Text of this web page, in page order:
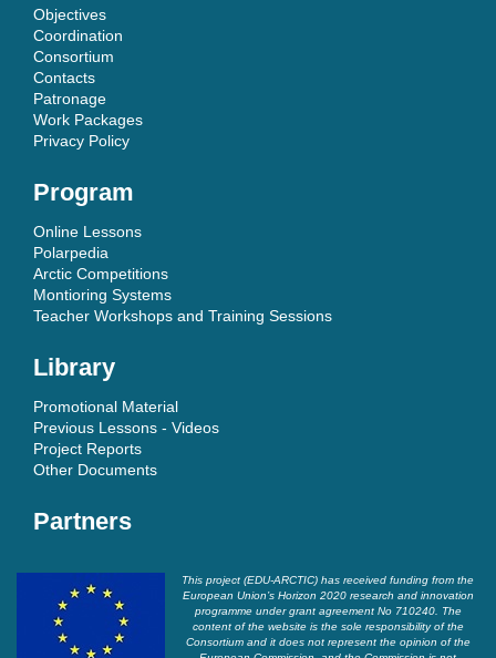
Objectives
Coordination
Consortium
Contacts
Patronage
Work Packages
Privacy Policy
Program
Online Lessons
Polarpedia
Arctic Competitions
Montioring Systems
Teacher Workshops and Training Sessions
Library
Promotional Material
Previous Lessons - Videos
Project Reports
Other Documents
Partners
This project (EDU-ARCTIC) has received funding from the
European Union’s Horizon 2020 research and innovation
programme under grant agreement No 710240. The
content of the website is the sole responsibility of the
Consortium and it does not represent the opinion of the